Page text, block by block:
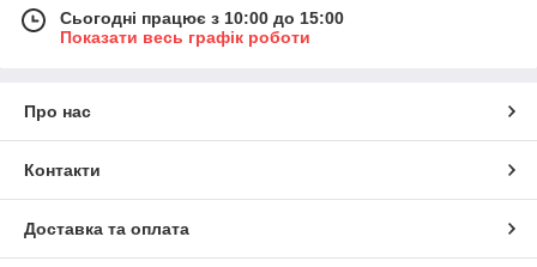
Сьогодні працює з 10:00 до 15:00
Показати весь графік роботи
Про нас
Контакти
Доставка та оплата